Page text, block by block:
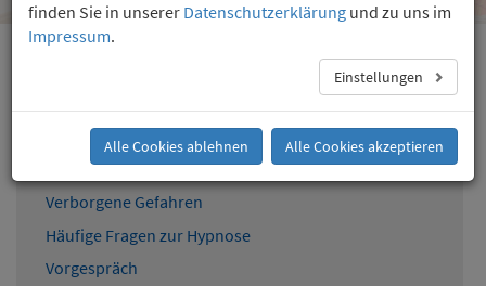
Hypnose als spirituelles Verfahren zur Heilung?
Psychischer Zustand während der Hypnose
Verborgene Gefahren
Häufige Fragen zur Hypnose
Vorgespräch
finden Sie in unserer Datenschutzerklärung und zu uns im
Impressum.
Einstellungen
Alle Cookies ablehnen Alle Cookies akzeptieren